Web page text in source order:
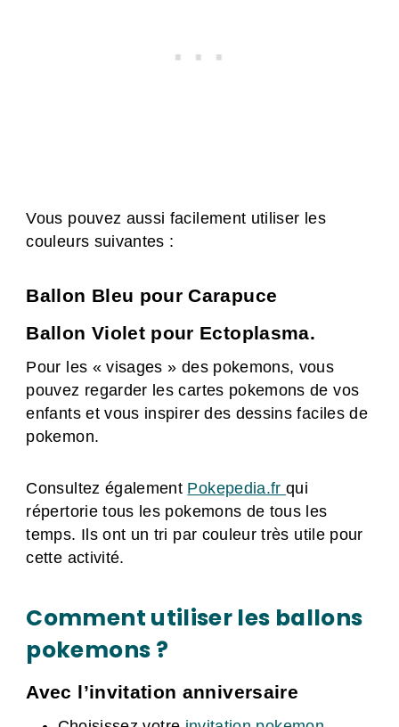
Vous pouvez aussi facilement utiliser les
couleurs suivantes :
Ballon Bleu pour Carapuce
Ballon Violet pour Ectoplasma.
Pour les « visages » des pokemons, vous
pouvez regarder les cartes pokemons de vos
enfants et vous inspirer des dessins faciles de
pokemon.
Consultez également Pokepedia.frqui
répertorie tous les pokemons de tous les
temps. Ils ont un tri par couleur très utile pour
cette activité.
Comment utiliser les ballons
pokemons ?
Avec l’invitation anniversaire